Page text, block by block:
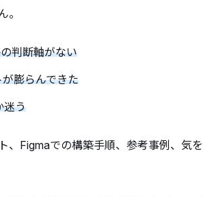
判断軸がない
膨らんできた
迷う
Figmaでの構築手順、参考事例、気